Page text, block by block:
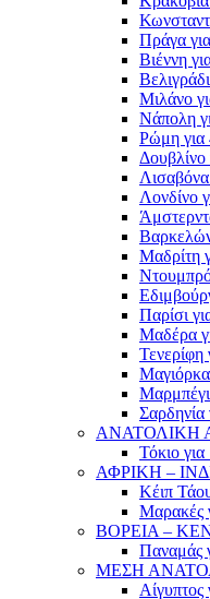
Πράγα
Βιέννη
Μιλάνο
Νάπολη
Ρώμη για
Λονδίνο
Μαδρίτη
Παρίσι
Μαδέρα
Τενερίφη
Σαρδηνία
ΑΝΑΤΟΛΙΚΗ
Τόκιο
ΑΦΡΙΚΗ –
Κέιπ
Μαρακές
ΒΟΡΕΙΑ –
Παναμάς
ΜΕΣΗ
Αίγυπτος